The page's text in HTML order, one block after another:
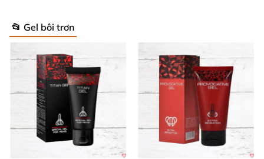
📂 Gel bôi trơn